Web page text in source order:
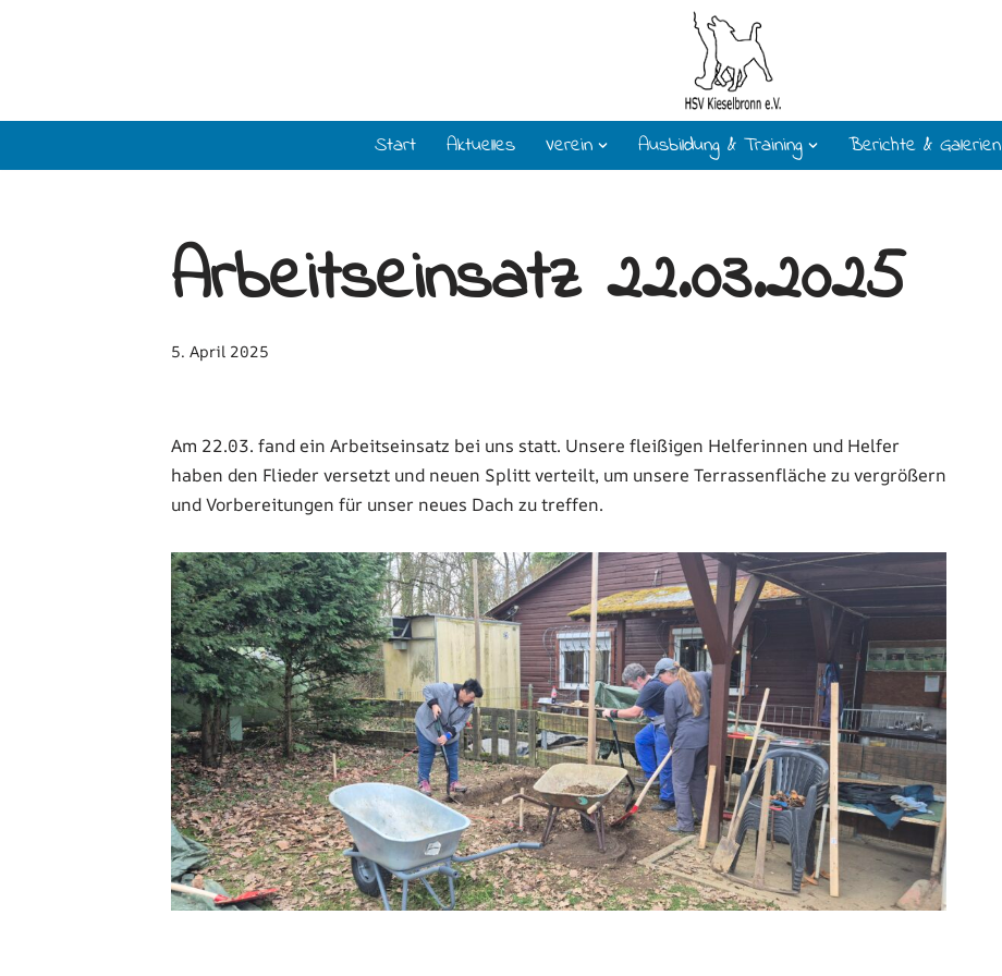
springen
Start Aktuelles Verein Ausbildung & Training Berichte & Galerien
Arbeitseinsatz 22.03.2025
5. April 2025
Am 22.03. fand ein Arbeitseinsatz bei uns statt. Unsere fleißigen Helferinnen und Helfer
haben den Flieder versetzt und neuen Splitt verteilt, um unsere Terrassenfläche zu vergrößern
und Vorbereitungen für unser neues Dach zu treffen.